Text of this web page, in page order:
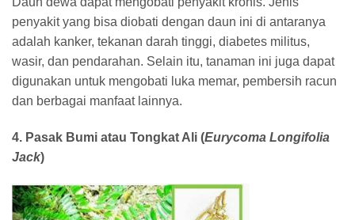
penyakit yang bisa diobati dengan daun ini di antaranya
adalah kanker, tekanan darah tinggi, diabetes militus,
wasir, dan pendarahan. Selain itu, tanaman ini juga dapat
digunakan untuk mengobati luka memar, pembersih racun
dan berbagai manfaat lainnya.
4. Pasak Bumi atau Tongkat Ali (Eurycoma Longifolia
Jack)